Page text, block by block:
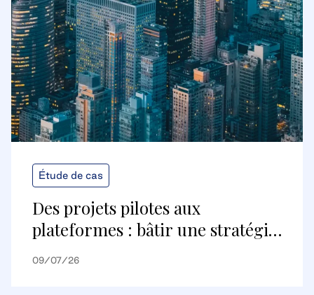
Étude de cas
Des projets pilotes aux
plateformes : bâtir une stratégie
de bâtiments numériques
09/07/26